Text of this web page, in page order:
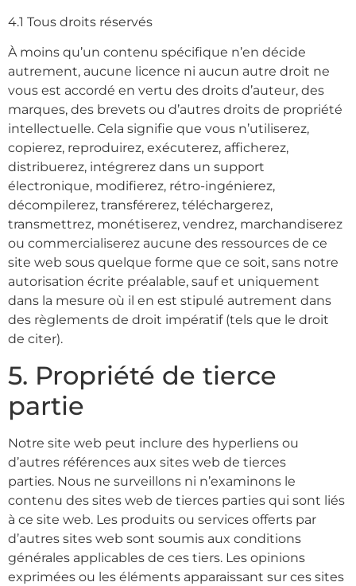
4.1 Tous droits réservés
À moins qu’un contenu spécifique n’en décide
autrement, aucune licence ni aucun autre droit ne
vous est accordé en vertu des droits d’auteur, des
marques, des brevets ou d’autres droits de propriété
intellectuelle. Cela signifie que vous n’utiliserez,
copierez, reproduirez, exécuterez, afficherez,
distribuerez, intégrerez dans un support
électronique, modifierez, rétro-ingénierez,
décompilerez, transférerez, téléchargerez,
transmettrez, monétiserez, vendrez, marchandiserez
ou commercialiserez aucune des ressources de ce
site web sous quelque forme que ce soit, sans notre
autorisation écrite préalable, sauf et uniquement
dans la mesure où il en est stipulé autrement dans
des règlements de droit impératif (tels que le droit
de citer).
5. Propriété de tierce
partie
Notre site web peut inclure des hyperliens ou
d’autres références aux sites web de tierces
parties. Nous ne surveillons ni n’examinons le
contenu des sites web de tierces parties qui sont liés
à ce site web. Les produits ou services offerts par
d’autres sites web sont soumis aux conditions
générales applicables de ces tiers. Les opinions
exprimées ou les éléments apparaissant sur ces sites